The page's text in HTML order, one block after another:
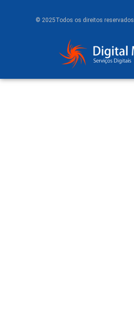
© 2025Todos os direitos reservados